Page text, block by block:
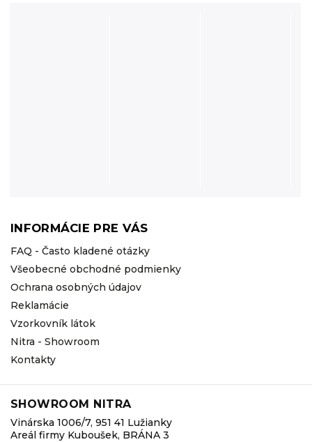
INFORMÁCIE PRE VÁS
FAQ - Často kladené otázky
Všeobecné obchodné podmienky
Ochrana osobných údajov
Reklamácie
Vzorkovník látok
Nitra - Showroom
Kontakty
SHOWROOM NITRA
Vinárska 1006/7, 951 41 Lužianky
Areál firmy Kuboušek, BRÁNA 3